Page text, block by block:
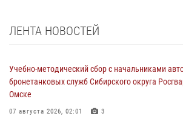
ЛЕНТА НОВОСТЕЙ
Учебно-методический сбор с начальниками
бронетанковых служб Сибирского округа
Омске
07 августа 2026, 02:01 3